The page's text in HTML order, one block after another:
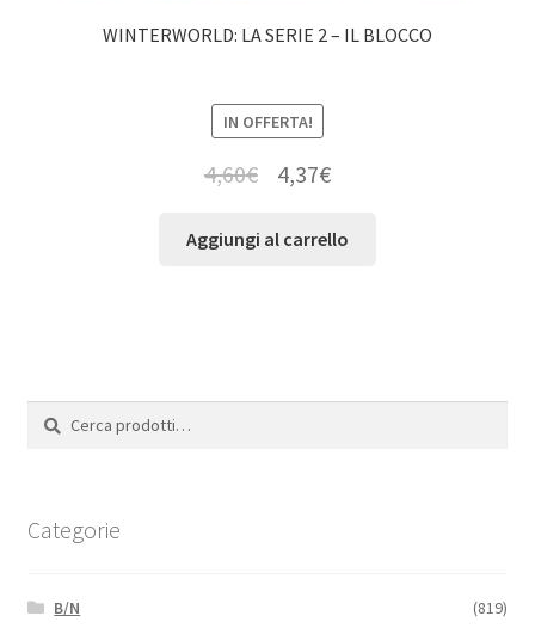
WINTERWORLD: LA SERIE 2 – IL BLOCCO
IN OFFERTA!
4,60€ 4,37€
Aggiungi al carrello
Cerca:
Cerca
Categorie
B/N
(819)